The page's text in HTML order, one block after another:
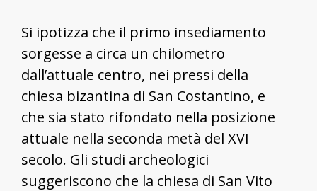
Si ipotizza che il primo insediamento
sorgesse a circa un chilometro
dall’attuale centro, nei pressi della
chiesa bizantina di San Costantino, e
che sia stato rifondato nella posizione
attuale nella seconda metà del XVI
secolo. Gli studi archeologici
suggeriscono che la chiesa di San Vito